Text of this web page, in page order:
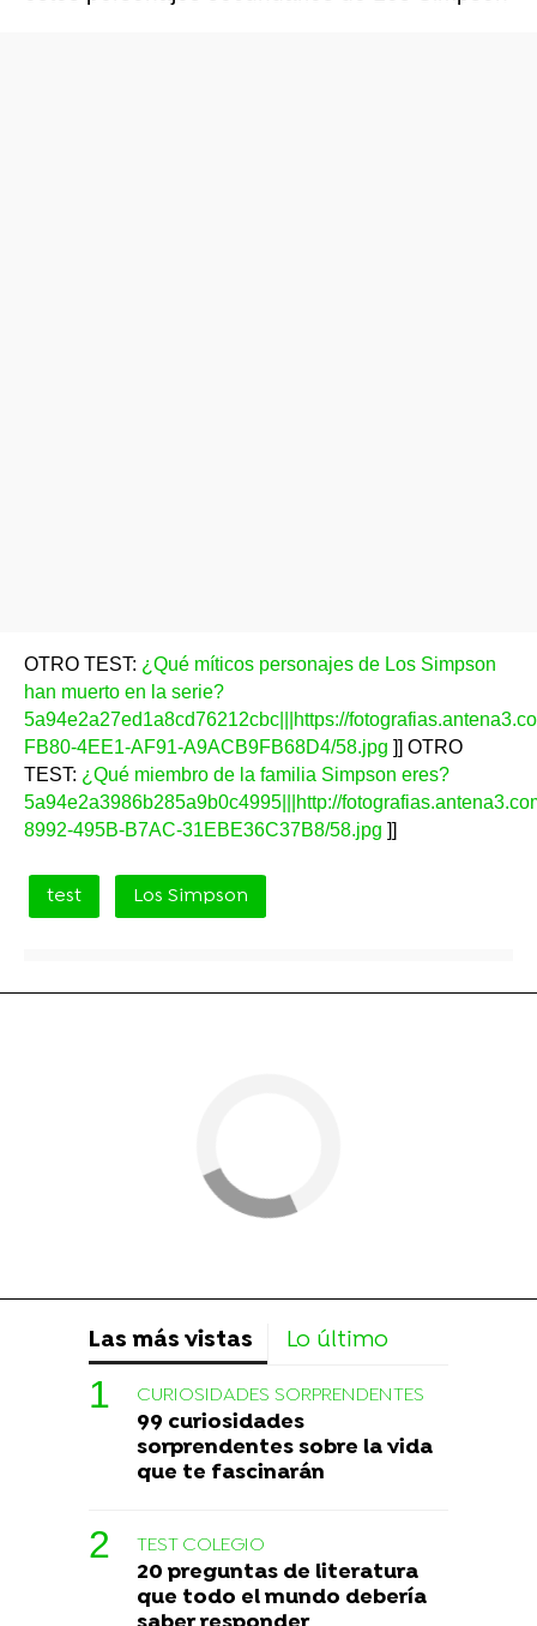
OTRO TEST: ¿Qué míticos personajes de Los Simpson
han muerto en la serie?
5a94e2a27ed1a8cd76212cbc|||https://
FB80-4EE1-AF91-A9ACB9FB68D4/58.jpg ]] OTRO
TEST: ¿Qué miembro de la familia Simpson eres?
5a94e2a3986b285a9b0c4995|||http://
8992-495B-B7AC-31EBE36C37B8/58.jpg ]]
test Los Simpson
Las más vistas Lo último
CURIOSIDADES SORPRENDENTES
99 curiosidades
sorprendentes sobre la vida
que te fascinarán
TEST COLEGIO
20 preguntas de literatura
que todo el mundo debería